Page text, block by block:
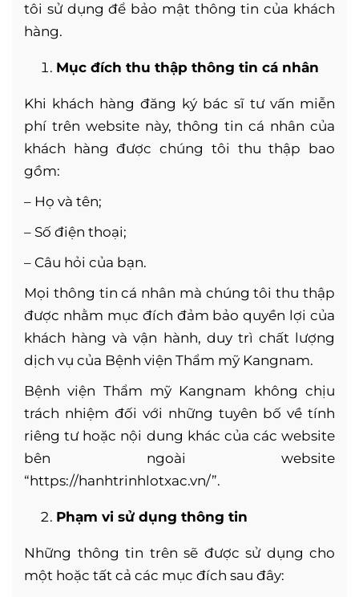
tôi sử dụng để bảo mật thông tin của khách
hàng.
Mục đích thu thập thông tin cá nhân
Khi khách hàng đăng ký bác sĩ tư vấn miễn
phí trên website này, thông tin cá nhân của
khách hàng được chúng tôi thu thập bao
gồm:
– Họ và tên;
– Số điện thoại;
– Câu hỏi của bạn.
Mọi thông tin cá nhân mà chúng tôi thu thập
được nhằm mục đích đảm bảo quyền lợi của
khách hàng và vận hành, duy trì chất lượng
dịch vụ của Bệnh viện Thẩm mỹ Kangnam.
Bệnh viện Thẩm mỹ Kangnam không chịu
trách nhiệm đối với những tuyên bố về tính
riêng tư hoặc nội dung khác của các website
bên ngoài website
“https://hanhtrinhlotxac.vn/”.
Phạm vi sử dụng thông tin
Những thông tin trên sẽ được sử dụng cho
một hoặc tất cả các mục đích sau đây: